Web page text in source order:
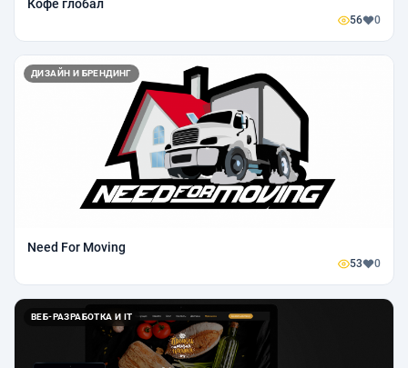
Кофе глобал
56 0
ДИЗАЙН И БРЕНДИНГ
Need For Moving
53 0
ВЕБ-РАЗРАБОТКА И IT